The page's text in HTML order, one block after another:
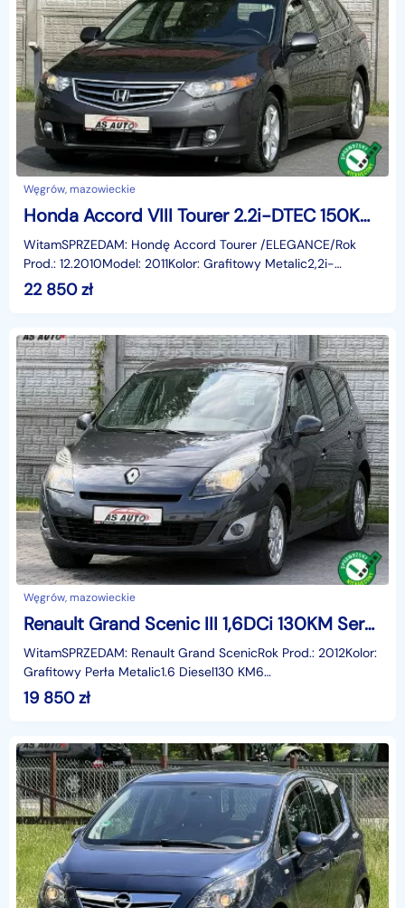
Węgrów, mazowieckie
Honda Accord VIII Tourer 2.2i-DTEC 150KM ELegance/USB/Podgrzewane fotele/Serwis/Alu/
WitamSPRZEDAM: Hondę Accord Tourer /ELEGANCE/Rok
Prod.: 12.2010Model: 2011Kolor: Grafitowy Metalic2,2i-
Dtec150 KM6 biegówWelurowa tapicerkaElektryczna klapa
22 850zł
Węgrów, mazowieckie
Renault Grand Scenic III 1,6DCi 130KM Serwisowany/7Foteli/Zadbany/Alufelgi/Podgrzewane fotele
WitamSPRZEDAM: Renault Grand ScenicRok Prod.: 2012Kolor:
Grafitowy Perła Metalic1.6 Diesel130 KM6
biegówSerwisowany w ASOBezwypadkowyŁadna czysta
19 850zł